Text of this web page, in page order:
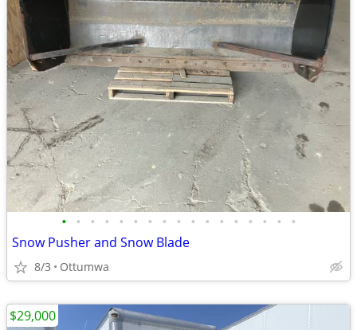
• • • • • • • • • • • • • • • • •
Snow Pusher and Snow Blade
8/3 Ottumwa
$29,000